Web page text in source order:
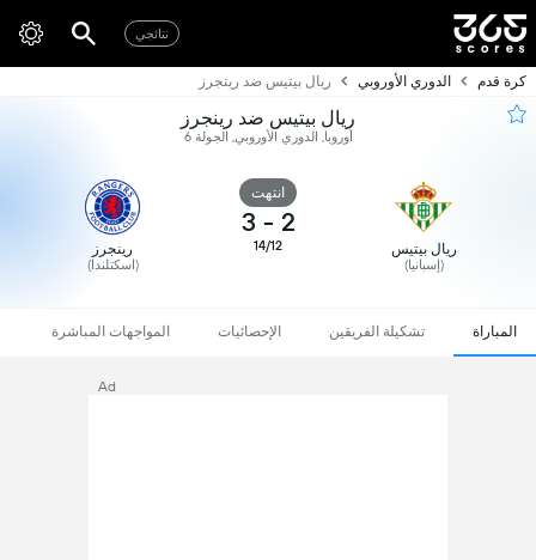
نتائجي
كرة قدم الدوري الأوروبي ريال بيتيس ضد رينجرز
ريال بيتيس ضد رينجرز
أوروبا, الدوري الأوروبي, الجولة 6
ريال بيتيس
(إسبانيا)
انتهت
2
-
3
14/12 رينجرز
(اسكتلندا)
المباراة تشكيلة الفريقين الإحصائيات المواجهات المباشرة
Ad